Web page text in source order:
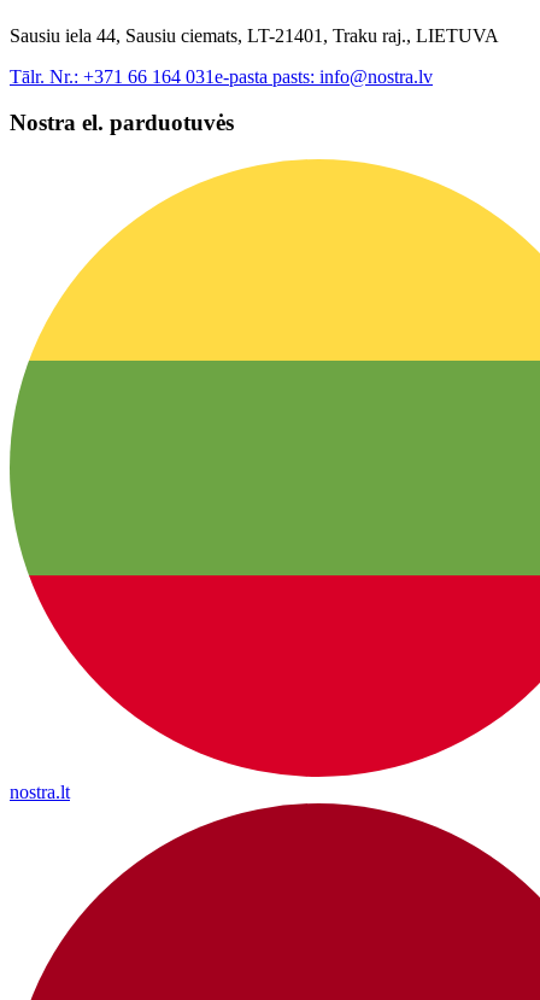
Sausiu iela 44, Sausiu ciemats, LT-21401, Traku raj., LIETUVA
Tālr. Nr.: +371 66 164 031e-pasta pasts: info@nostra.lv
Nostra el. parduotuvės
nostra.lt